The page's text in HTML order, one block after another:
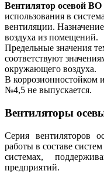
Вентилятор осевой
использования в
вентиляции.
воздуха из помещений.
Предельные значения
соответствуют
окружающего воздуха.
В коррозионностойком
№4,5 не выпускается.
Вентиляторы
Серия вентиляторов
работы в составе
системах,
предприятий.